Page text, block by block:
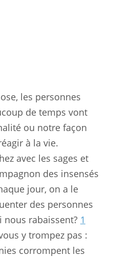
les personnes
de temps vont
ou notre façon
à la vie.
avec les sages et
des insensés
jour, on a le
des personnes
rabaissent? 1
y trompez pas :
corrompent les